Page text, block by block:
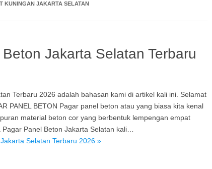
KUNINGAN JAKARTA SELATAN
Jakarta Selatan Terbaru
Terbaru 2026 adalah bahasan kami di artikel kali ini. Selamat
PANEL BETON Pagar panel beton atau yang biasa kita kenal
material beton cor yang berbentuk lempengan empat
Panel Beton Jakarta Selatan kali…
Selatan Terbaru 2026 »